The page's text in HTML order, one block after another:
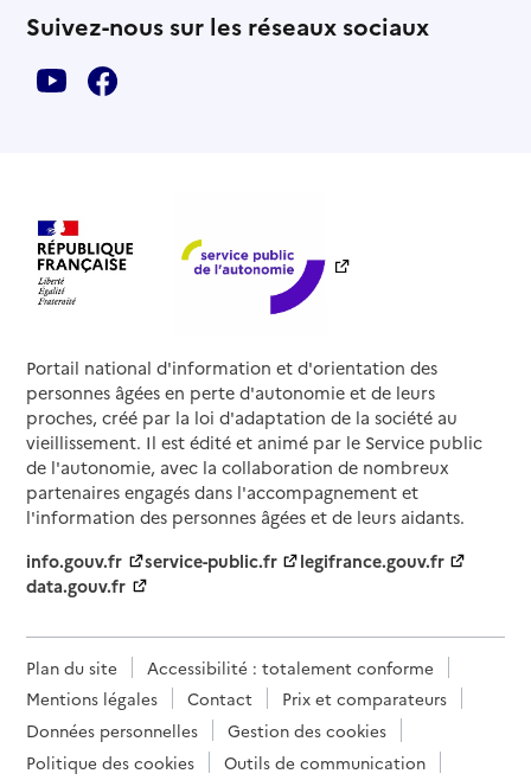
Suivez-nous sur les réseaux sociaux
Portail national d'information et d'orientation des
personnes âgées en perte d'autonomie et de leurs
proches, créé par la loi d'adaptation de la société au
vieillissement. Il est édité et animé par le Service public
de l'autonomie, avec la collaboration de nombreux
partenaires engagés dans l'accompagnement et
l'information des personnes âgées et de leurs aidants.
info.gouv.fr
service-public.fr
legifrance.gouv.fr
data.gouv.fr
Plan du site
Accessibilité : totalement conforme
Mentions légales
Contact
Prix et comparateurs
Données personnelles
Gestion des cookies
Politique des cookies
Outils de communication